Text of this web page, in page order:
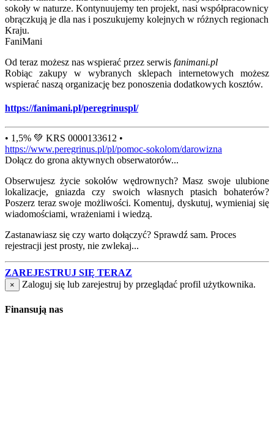
sokoły w naturze. Kontynuujemy ten projekt, nasi współpracownicy
obrączkują je dla nas i poszukujemy kolejnych w różnych regionach
Kraju.
FaniMani
Od teraz możesz nas wspierać przez serwis fanimani.pl
Robiąc zakupy w wybranych sklepach internetowych możesz
wspierać naszą organizację bez ponoszenia dodatkowych kosztów.
https://fanimani.pl/peregrinuspl/
• 1,5% 💚 KRS 0000133612 •
https://www.peregrinus.pl/pl/pomoc-sokolom/darowizna
Dołącz do grona aktywnych obserwatorów...
Obserwujesz życie sokołów wędrownych? Masz swoje ulubione
lokalizacje, gniazda czy swoich własnych ptasich bohaterów?
Poszerz teraz swoje możliwości. Komentuj, dyskutuj, wymieniaj się
wiadomościami, wrażeniami i wiedzą.
Zastanawiasz się czy warto dołączyć? Sprawdź sam. Proces
rejestracji jest prosty, nie zwlekaj...
ZAREJESTRUJ SIĘ TERAZ
× Zaloguj się lub zarejestruj by przeglądać profil użytkownika.
Finansują nas